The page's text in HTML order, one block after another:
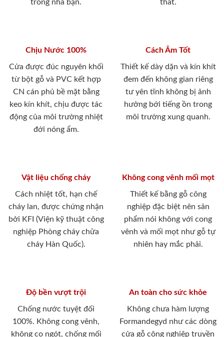
trong nhà bạn.
thất.
Chịu Nước 100%
Cửa được đúc nguyên khối
từ bột gỗ và PVC kết hợp
CN cán phủ bề mặt bằng
keo kín khít, chịu được tác
động của môi trường nhiệt
đới nóng ẩm.
Cách Âm Tốt
Thiết kế dày dặn và kín khít
đem đến không gian riêng
tư yên tĩnh không bị ảnh
hưởng bới tiếng ồn trong
môi trường xung quanh.
Vật liệu chống cháy
Cách nhiệt tốt, hạn chế
cháy lan, được chứng nhận
bởi KFI (Viện kỹ thuật công
nghiệp Phòng cháy chữa
cháy Hàn Quốc).
Không cong vênh mối mọt
Thiết kế bằng gỗ công
nghiệp đặc biệt nên sản
phẩm nói không với cong
vênh và mối mọt như gỗ tự
nhiên hay mắc phải.
Độ bền vượt trội
Chống nước tuyệt đối
100%. Không cong vênh,
không co ngót, chống mối
An toàn cho sức khỏe
Không chưa hàm lượng
Formandegyd như các dòng
cửa gỗ công nghiệp truyền